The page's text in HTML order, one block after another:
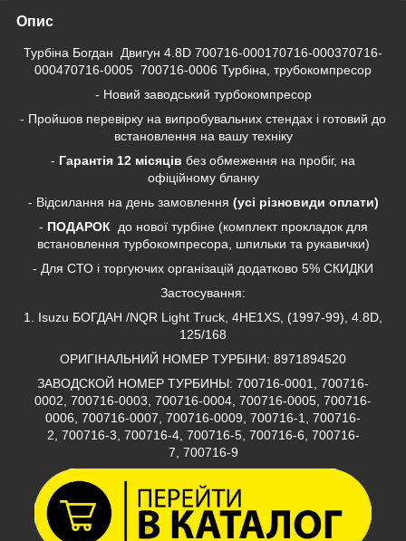
Опис
Турбіна Богдан Двигун 4.8D 700716-000170716-000370716-
000470716-0005 700716-0006 Турбіна, трубокомпресор
- Новий заводський турбокомпресор
- Пройшов перевірку на випробувальних стендах і готовий до
встановлення на вашу техніку
- Гарантія 12 місяців без обмеження на пробіг, на
офіційному бланку
- Відсилання на день замовлення (усі різновиди оплати)
- ПОДАРОК до нової турбіне (комплект прокладок для
встановлення турбокомпресора, шпильки та рукавички)
- Для СТО і торгуючих організацій додатково 5% СКИДКИ
Застосування:
1. Isuzu БОГДАН /NQR Light Truck, 4HE1XS, (1997-99), 4.8D,
125/168
ОРИГІНАЛЬНИЙ НОМЕР ТУРБІНИ: 8971894520
ЗАВОДСКОЙ НОМЕР ТУРБИНЫ: 700716-0001, 700716-
0002, 700716-0003, 700716-0004, 700716-0005, 700716-
0006, 700716-0007, 700716-0009, 700716-1, 700716-
2, 700716-3, 700716-4, 700716-5, 700716-6, 700716-
7, 700716-9